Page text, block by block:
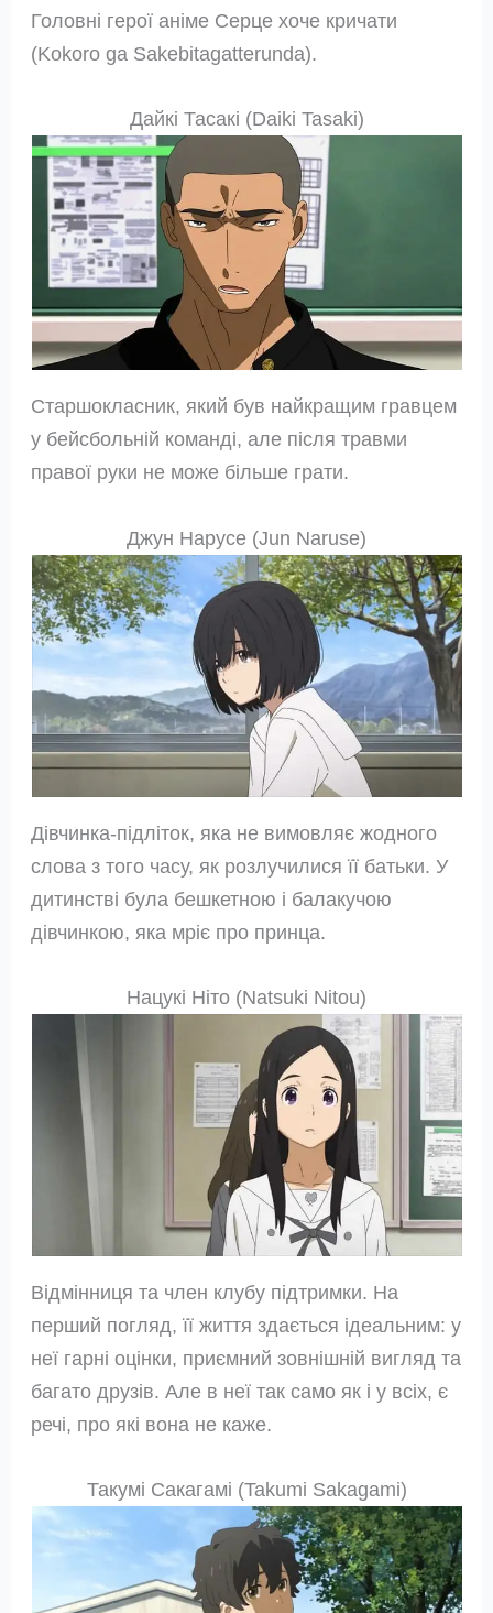
Головні герої аніме Серце хоче кричати
(Kokoro ga Sakebitagatterunda).
Дайкі Тасакі (Daiki Tasaki)
Старшокласник, який був найкращим гравцем
у бейсбольній команді, але після травми
правої руки не може більше грати.
Джун Нарусе (Jun Naruse)
Дівчинка-підліток, яка не вимовляє жодного
слова з того часу, як розлучилися її батьки. У
дитинстві була бешкетною і балакучою
дівчинкою, яка мріє про принца.
Нацукі Ніто (Natsuki Nitou)
Відмінниця та член клубу підтримки. На
перший погляд, її життя здається ідеальним: у
неї гарні оцінки, приємний зовнішній вигляд та
багато друзів. Але в неї так само як і у всіх, є
речі, про які вона не каже.
Такумі Сакагамі (Takumi Sakagami)